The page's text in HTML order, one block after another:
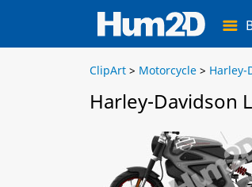
ClipArt > Motorcycle > Harley-
Harley-Davidson